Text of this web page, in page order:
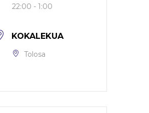
22:00 - 1:00
KOKALEKUA
Tolosa